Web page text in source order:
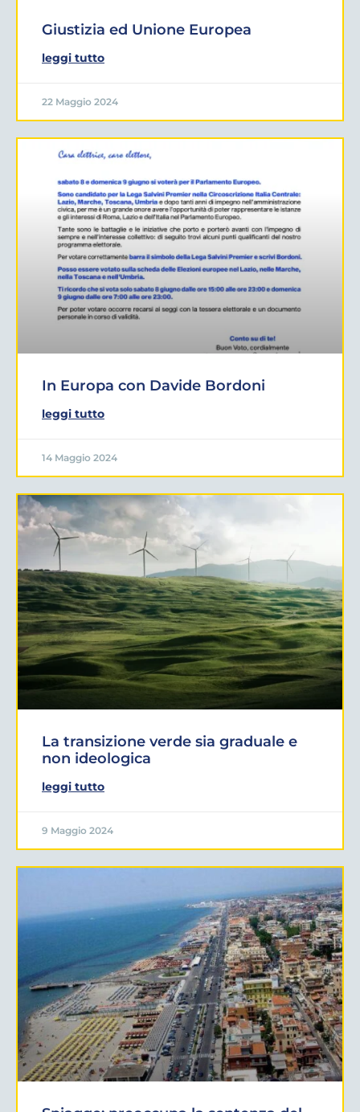
Giustizia ed Unione Europea
leggi tutto
22 Maggio 2024
In Europa con Davide Bordoni
leggi tutto
14 Maggio 2024
La transizione verde sia graduale e
non ideologica
leggi tutto
9 Maggio 2024